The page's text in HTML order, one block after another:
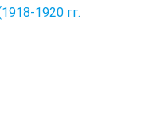
1920 гг.